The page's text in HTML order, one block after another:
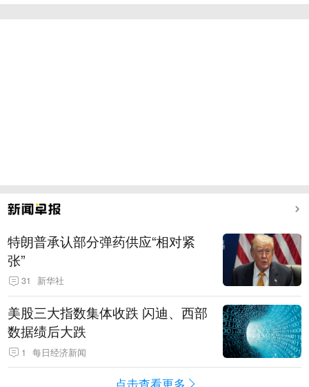
特朗普承认部分弹药供应“相对紧
张”
31 新华社
美股三大指数集体收跌 闪迪、西部
数据绩后大跌
1 每日经济新闻
点击查看更多